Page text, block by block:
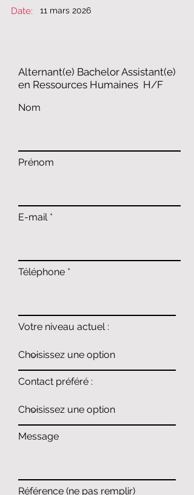
Date: 11 mars 2026
​​Alternant(e) Bachelor Assistant(e)
en Ressources Humaines ​ H/F
Nom
Prénom
E-mail
Téléphone
Votre niveau actuel :
Contact préféré :
Message
Référence (ne pas remplir)